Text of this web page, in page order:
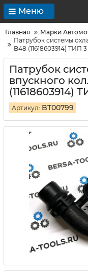
Меню
Главная Марки
Патрубок системы
B48 (11618603914) ТИП 3
Патрубок
впускного
(11618603914)
Артикул: BT00799